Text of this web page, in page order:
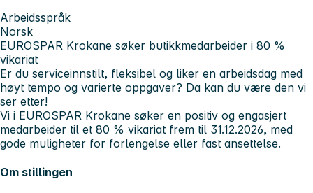
Arbeidsspråk
Norsk
EUROSPAR Krokane søker butikkmedarbeider i 80 %
vikariat
Er du serviceinnstilt, fleksibel og liker en arbeidsdag med
høyt tempo og varierte oppgaver? Da kan du være den vi
ser etter!
Vi i EUROSPAR Krokane søker en positiv og engasjert
medarbeider til et 80 % vikariat frem til 31.12.2026, med
gode muligheter for forlengelse eller fast ansettelse.
Om stillingen